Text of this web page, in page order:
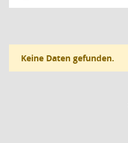
Keine Daten gefunden.